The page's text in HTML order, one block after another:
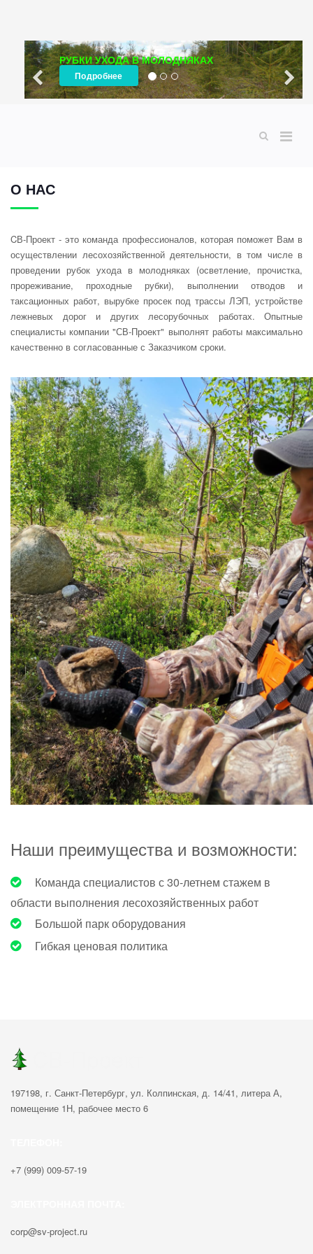
РУБКИ УХОДА В МОЛОДНЯКАХ
Подробнее
О НАС
CВ-Проект - это команда профессионалов, которая поможет Вам в
осуществлении лесохозяйственной деятельности, в том числе в
проведении рубок ухода в молодняках (осветление, прочистка,
прореживание, проходные рубки), выполнении отводов и
таксационных работ, вырубке просек под трассы ЛЭП, устройстве
лежневых дорог и других лесорубочных работах. Опытные
специалисты компании "СВ-Проект" выполнят работы максимально
качественно в согласованные с Заказчиком сроки.
Наши преимущества и возможности:
Команда специалистов с 30-летнем стажем в
области выполнения лесохозяйственных работ
Большой парк оборудования
Гибкая ценовая политика
197198, г. Санкт-Петербург, ул. Колпинская, д. 14/41, литера А,
помещение 1Н, рабочее место 6
+7 (999) 009-57-19
corp@sv-project.ru